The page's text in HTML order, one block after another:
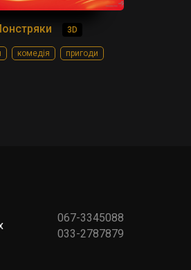
3D
комедія
пригоди
067-3345088
033-2787879